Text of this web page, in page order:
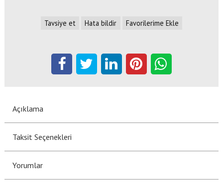
Tavsiye et Hata bildir Favorilerime Ekle
Açıklama
Taksit Seçenekleri
Yorumlar